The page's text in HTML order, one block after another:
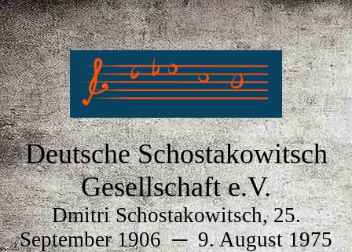
Deutsche Schostakowitsch
Gesellschaft e.V.
Dmitri Schostakowitsch, 25.
September 1906─9. August 1975